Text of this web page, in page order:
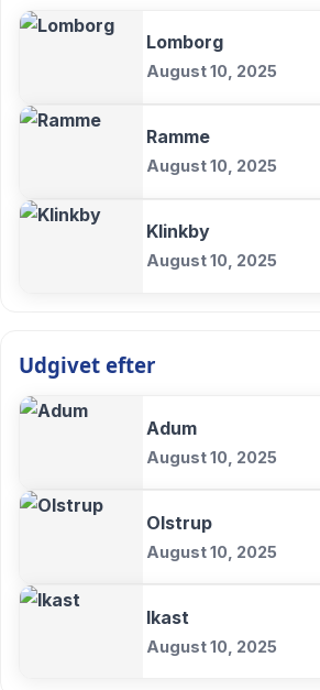
Lomborg
August 10, 2025
Ramme
August 10, 2025
Klinkby
August 10, 2025
Udgivet efter
Adum
August 10, 2025
Olstrup
August 10, 2025
Ikast
August 10, 2025